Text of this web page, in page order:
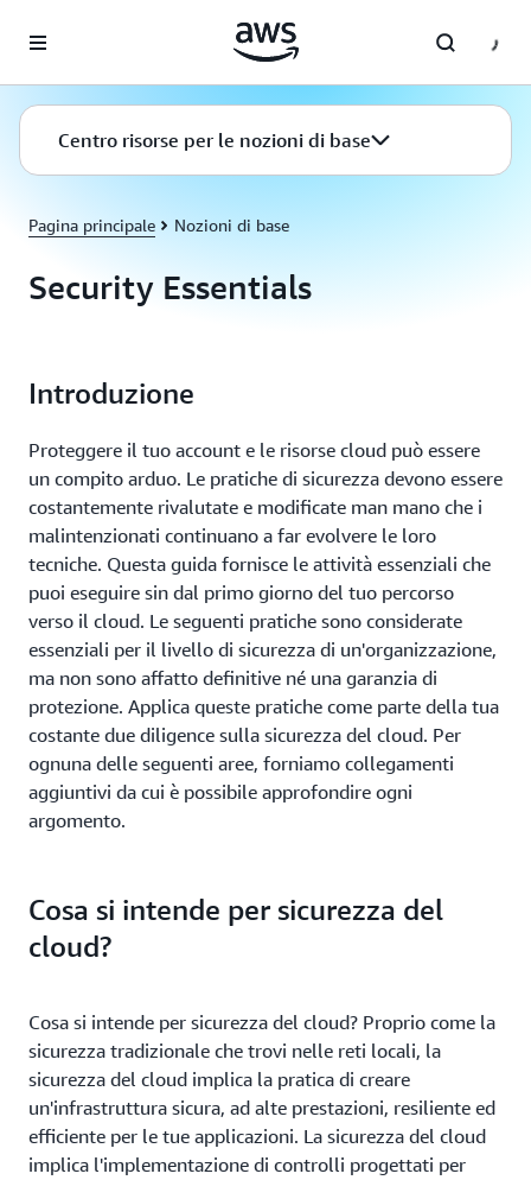
Centro risorse per le nozioni di base
Pagina principale Nozioni di base
Security Essentials
Introduzione
Proteggere il tuo account e le risorse cloud può essere
un compito arduo. Le pratiche di sicurezza devono essere
costantemente rivalutate e modificate man mano che i
malintenzionati continuano a far evolvere le loro
tecniche. Questa guida fornisce le attività essenziali che
puoi eseguire sin dal primo giorno del tuo percorso
verso il cloud. Le seguenti pratiche sono considerate
essenziali per il livello di sicurezza di un'organizzazione,
ma non sono affatto definitive né una garanzia di
protezione. Applica queste pratiche come parte della tua
costante due diligence sulla sicurezza del cloud. Per
ognuna delle seguenti aree, forniamo collegamenti
aggiuntivi da cui è possibile approfondire ogni
argomento.
Cosa si intende per sicurezza del
cloud?
Cosa si intende per sicurezza del cloud? Proprio come la
sicurezza tradizionale che trovi nelle reti locali, la
sicurezza del cloud implica la pratica di creare
un'infrastruttura sicura, ad alte prestazioni, resiliente ed
efficiente per le tue applicazioni. La sicurezza del cloud
implica l'implementazione di controlli progettati per